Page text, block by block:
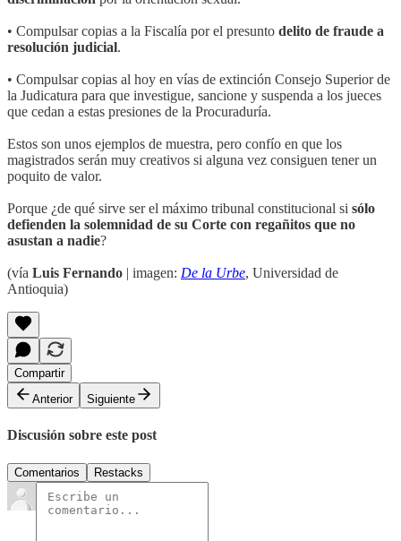
• Compulsar copias a la Fiscalía por el presunto delito de fraude a
resolución judicial.
• Compulsar copias al hoy en vías de extinción Consejo Superior de
la Judicatura para que investigue, sancione y suspenda a los jueces
que cedan a estas presiones de la Procuraduría.
Estos son unos ejemplos de muestra, pero confío en que los
magistrados serán muy creativos si alguna vez consiguen tener un
poquito de valor.
Porque ¿de qué sirve ser el máximo tribunal constitucional si sólo
defienden la solemnidad de su Corte con regañitos que no
asustan a nadie?
(vía Luis Fernando | imagen: De la Urbe, Universidad de
Antioquia)
Compartir
Anterior
Siguiente
Discusión sobre este post
Comentarios Restacks